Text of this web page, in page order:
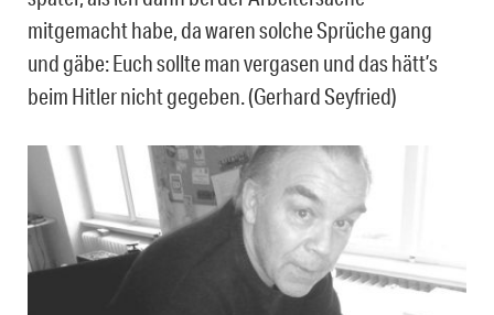
mitgemacht habe, da waren solche Sprüche gang
und gäbe: Euch sollte man vergasen und das hätt’s
beim Hitler nicht gegeben. (Gerhard Seyfried)